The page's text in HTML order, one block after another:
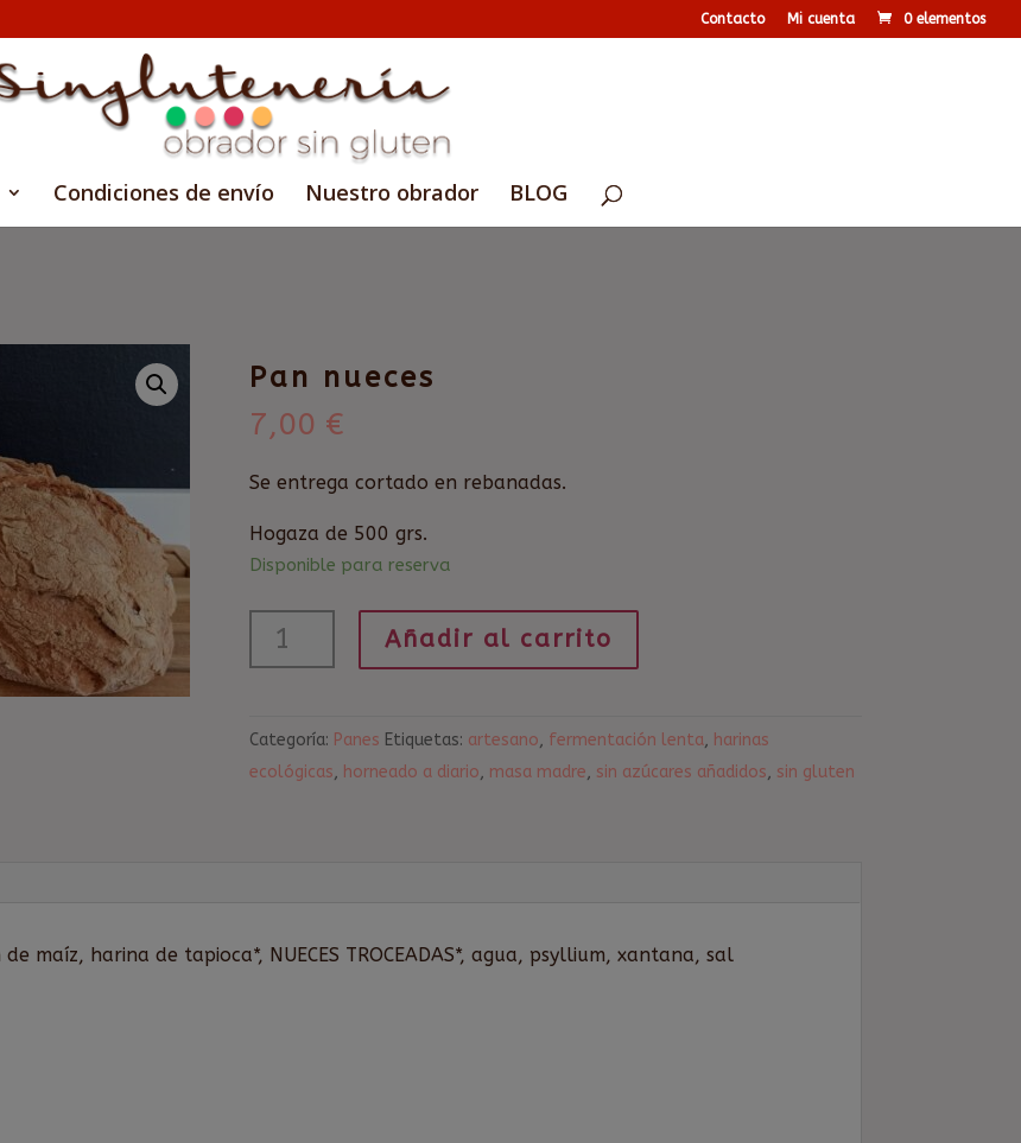
Contacto Mi cuenta 0 elementos
Condiciones de envío Nuestro obrador BLOG
Pan nueces
7,00 €
Se entrega cortado en rebanadas.
Hogaza de 500 grs.
Disponible para reserva
Pan
Añadir al carrito
Categoría: Panes Etiquetas: artesano, fermentación lenta, harinas
ecológicas, horneado a diario, masa madre, sin azúcares añadidos, sin gluten
maíz, harina de tapioca*, NUECES TROCEADAS*, agua, psyllium, xantana, sal